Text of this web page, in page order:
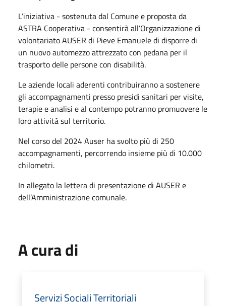
L’iniziativa - sostenuta dal Comune e proposta da
ASTRA Cooperativa - consentirà all’Organizzazione di
volontariato AUSER di Pieve Emanuele di disporre di
un nuovo automezzo attrezzato con pedana per il
trasporto delle persone con disabilità.
Le aziende locali aderenti contribuiranno a sostenere
gli accompagnamenti presso presidi sanitari per visite,
terapie e analisi e al contempo potranno promuovere le
loro attività sul territorio.
Nel corso del 2024 Auser ha svolto più di 250
accompagnamenti, percorrendo insieme più di 10.000
chilometri.
In allegato la lettera di presentazione di AUSER e
dell’Amministrazione comunale.
A cura di
Servizi Sociali Territoriali